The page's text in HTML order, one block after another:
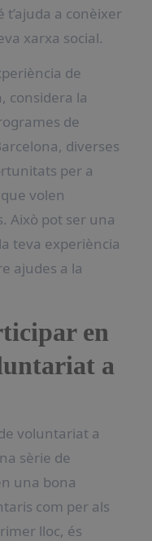
a conèixer
xarxa social.
de
considera la
de
diverses
per a
volen
Això pot ser una
teva experiència
ajudes a la
en
a
voluntariat a
sèrie de
una bona
com per als
lloc, és